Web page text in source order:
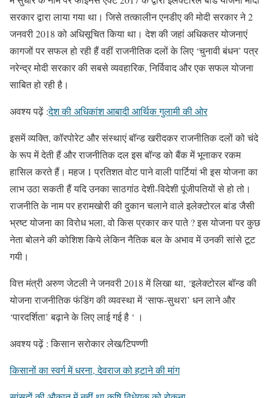
सरकार द्वारा लाया गया था। जिसे तत्कालीन एनडीए की मोदी सरकार ने 2
जनवरी 2018 को अधिसूचित किया था। देश की जहां अधिकतर योजनाएं
कागजों पर सफल हो रही हैं वहीं राजनीतिक दलों के लिए ‘चुनावी बंधन’ पत्र
नरेन्द्र मोदी सरकार की सबसे व्यवहारिक, निर्विवाद और एक सफल योजना
साबित हो रही है।
अवश्य पढ़ें :देश की अधिकांश आबादी आर्थिक गुलामी की ओर
इसमें व्यक्ति, कॉरपोरेट और संस्थाएं बॉन्ड खरीदकर राजनीतिक दलों को चंदे
के रूप में देती हैं और राजनीतिक दल इस बॉन्ड को बैंक में भूनाकर रकम
हासिल करते हैं। महज 1 प्रतिशत वोट पाने वाली पार्टियां भी इस योजना का
लाभ उठा सकती हैं यदि उनका साठगांठ देशी-विदेशी पूंजीपतियों से हो तो।
राजनीति के नाम पर हरामखोरी की दुकान चलाने वाले इलेक्टोरल बांड जैसी
भ्रष्ट योजना का विरोध भला, वो किस प्रकार कर पाते ? इस योजना पर कुछ
नेता बोलने की कोशिश किये लेकिन नैतिक बल के अभाव में उनकी सांसे टूट
गयी।
वित्त मंत्री अरुण जेटली ने जनवरी 2018 में लिखा था, ‘इलेक्टोरल बॉन्ड की
योजना राजनीतिक फंडिंग की व्यवस्था में ‘साफ-सुथरा’ धन लाने और
‘पारदर्शिता’ बढ़ाने के लिए लाई गई है ‘ ।
अवश्य पढ़ें : किसान सरोकार लेख/टिपण्णी
किसानों का स्वर्ग में धरना, देवराज को हटाने की मांग